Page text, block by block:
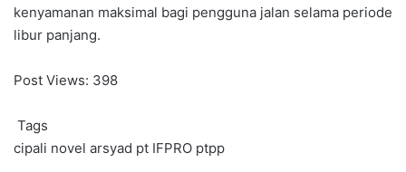
kenyamanan maksimal bagi pengguna jalan selama periode
libur panjang.
Post Views: 398
Tags
cipali novel arsyad pt IFPRO ptpp